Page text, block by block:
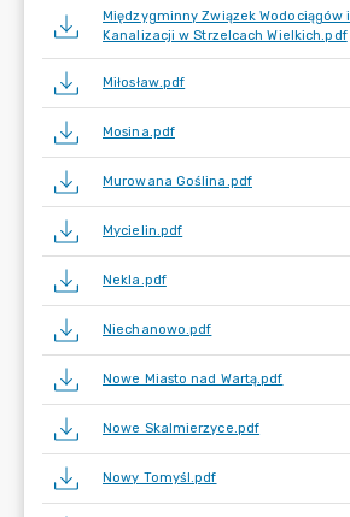
Międzygminny Związek Wodociągów i
Kanalizacji w Strzelcach Wielkich.pdf
Miłosław.pdf
Mosina.pdf
Murowana Goślina.pdf
Mycielin.pdf
Nekla.pdf
Niechanowo.pdf
Nowe Miasto nad Wartą.pdf
Nowe Skalmierzyce.pdf
Nowy Tomyśl.pdf